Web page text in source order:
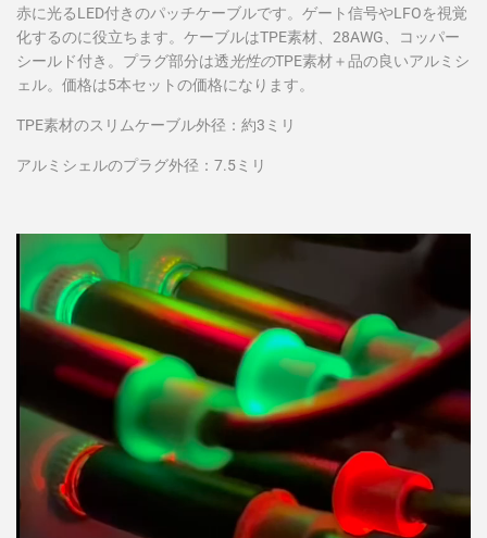
赤に光るLED付きのパッチケーブルです。ゲート信号やLFOを視覚
化するのに役立ちます。ケーブルはTPE素材、28AWG、コッパー
シールド付き。プラグ部分は透光性のTPE素材＋品の良いアルミシ
ェル。価格は5本セットの価格になります。
TPE素材のスリムケーブル外径：約3ミリ
アルミシェルのプラグ外径：7.5ミリ